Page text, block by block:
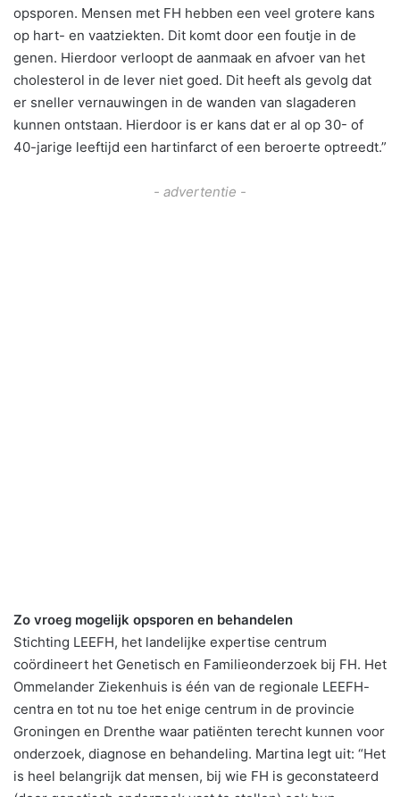
opsporen. Mensen met FH hebben een veel grotere kans
op hart- en vaatziekten. Dit komt door een foutje in de
genen. Hierdoor verloopt de aanmaak en afvoer van het
cholesterol in de lever niet goed. Dit heeft als gevolg dat
er sneller vernauwingen in de wanden van slagaderen
kunnen ontstaan. Hierdoor is er kans dat er al op 30- of
40-jarige leeftijd een hartinfarct of een beroerte optreedt.”
- advertentie -
Zo vroeg mogelijk opsporen en behandelen
Stichting LEEFH, het landelijke expertise centrum
coördineert het Genetisch en Familieonderzoek bij FH. Het
Ommelander Ziekenhuis is één van de regionale LEEFH-
centra en tot nu toe het enige centrum in de provincie
Groningen en Drenthe waar patiënten terecht kunnen voor
onderzoek, diagnose en behandeling. Martina legt uit: “Het
is heel belangrijk dat mensen, bij wie FH is geconstateerd